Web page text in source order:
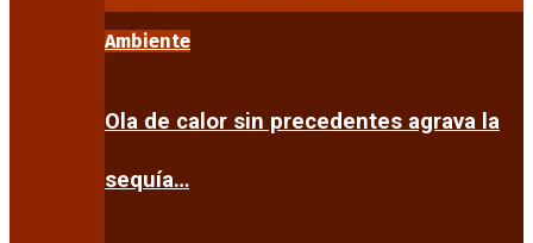
Ambiente
Ola de calor sin precedentes agrava la
sequía…